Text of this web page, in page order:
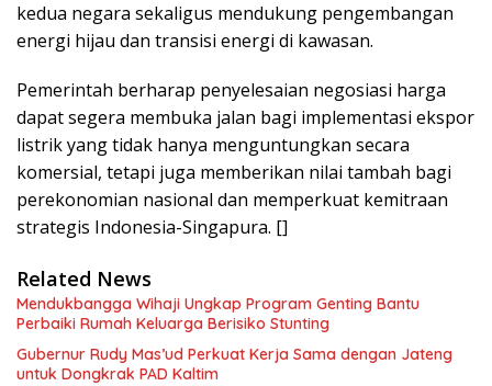
kedua negara sekaligus mendukung pengembangan
energi hijau dan transisi energi di kawasan.
Pemerintah berharap penyelesaian negosiasi harga
dapat segera membuka jalan bagi implementasi ekspor
listrik yang tidak hanya menguntungkan secara
komersial, tetapi juga memberikan nilai tambah bagi
perekonomian nasional dan memperkuat kemitraan
strategis Indonesia-Singapura. []
Related News
Mendukbangga Wihaji Ungkap Program Genting Bantu
Perbaiki Rumah Keluarga Berisiko Stunting
Gubernur Rudy Mas’ud Perkuat Kerja Sama dengan Jateng
untuk Dongkrak PAD Kaltim